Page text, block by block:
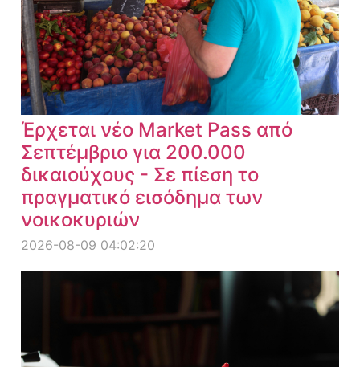
Έρχεται νέο Market Pass από
Σεπτέμβριο για 200.000
δικαιούχους - Σε πίεση το
πραγματικό εισόδημα των
νοικοκυριών
2026-08-09 04:02:20